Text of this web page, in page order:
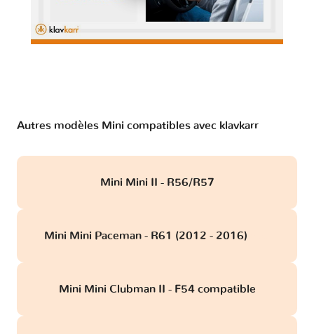
Autres modèles Mini compatibles avec klavkarr
Mini Mini II - R56/R57
Mini Mini Paceman - R61 (2012 - 2016)
Mini Mini Clubman II - F54 compatible